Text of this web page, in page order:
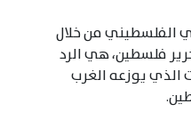
الفلسطيني من خلال
فلسطين، هي الرد
يوزعه الغرب